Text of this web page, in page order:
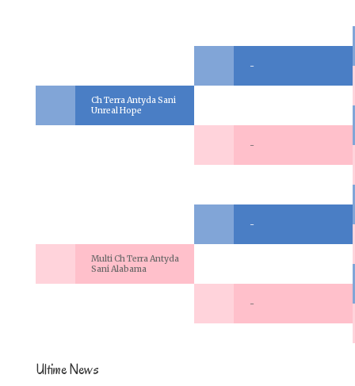
Ch Terra Antyda Sani
Unreal Hope
Multi Ch Terra Antyda
Sani Alabama
-
-
-
-
Ultime News